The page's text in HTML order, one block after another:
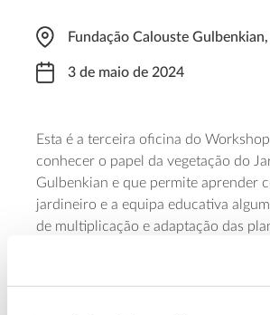
Fundação Calouste Gulbenkian,
3 de maio de 2024
Esta é a terceira oficina do
conhecer o papel da vegetação do
Gulbenkian e que permite aprender
jardineiro e a equipa educativa
de multiplicação e adaptação das
permitem manter o património
deste espaço verde em Lisboa. A 3
em foco são as técnicas de